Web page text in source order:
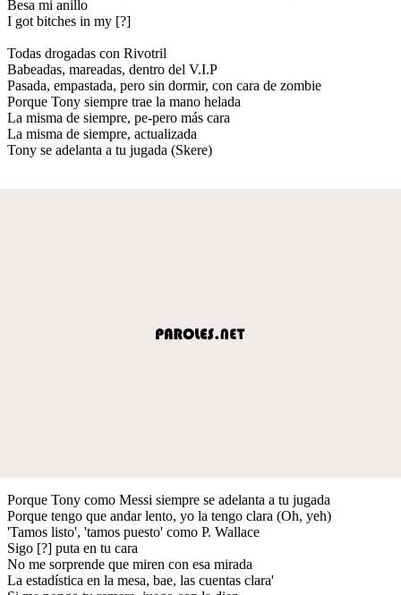
Besa mi anillo
I got bitches in my [?]
Todas drogadas con Rivotril
Babeadas, mareadas, dentro del V.I.P
Pasada, empastada, pero sin dormir, con cara de zombie
Porque Tony siempre trae la mano helada
La misma de siempre, pe-pero más cara
La misma de siempre, actualizada
Tony se adelanta a tu jugada (Skere)
Porque Tony como Messi siempre se adelanta a tu jugada
Porque tengo que andar lento, yo la tengo clara (Oh, yeh)
'Tamos listo', 'tamos puesto' como P. Wallace
Sigo [?] puta en tu cara
No me sorprende que miren con esa mirada
La estadística en la mesa, bae, las cuentas clara'